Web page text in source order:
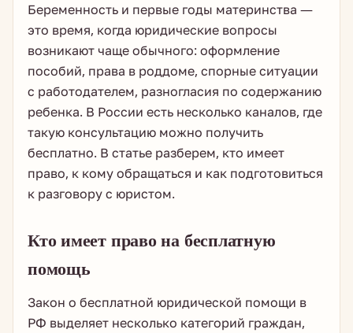
Беременность и первые годы материнства —
это время, когда юридические вопросы
возникают чаще обычного: оформление
пособий, права в роддоме, спорные ситуации
с работодателем, разногласия по содержанию
ребенка. В России есть несколько каналов, где
такую консультацию можно получить
бесплатно. В статье разберем, кто имеет
право, к кому обращаться и как подготовиться
к разговору с юристом.
Кто имеет право на бесплатную
помощь
Закон о бесплатной юридической помощи в
РФ выделяет несколько категорий граждан,